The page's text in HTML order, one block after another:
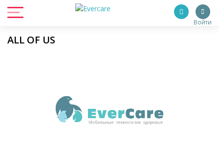
Войти
ALL OF US